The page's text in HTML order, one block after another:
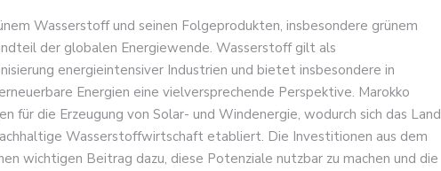
Wasserstoff und seinen Folgeprodukten, insbesondere grünem
der globalen Energiewende. Wasserstoff gilt als
energieintensiver Industrien und bietet insbesondere in
Energien eine vielversprechende Perspektive. Marokko
für die Erzeugung von Solar- und Windenergie, wodurch sich das Land
Wasserstoffwirtschaft etabliert. Die Investitionen aus dem
wichtigen Beitrag dazu, diese Potenziale nutzbar zu machen und die